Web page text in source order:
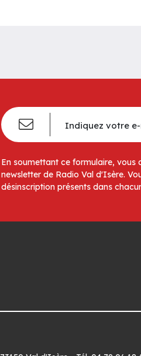
En soumettant ce formulaire, vous
newsletter de Radio Val d'Isère.
désinscription présents dans